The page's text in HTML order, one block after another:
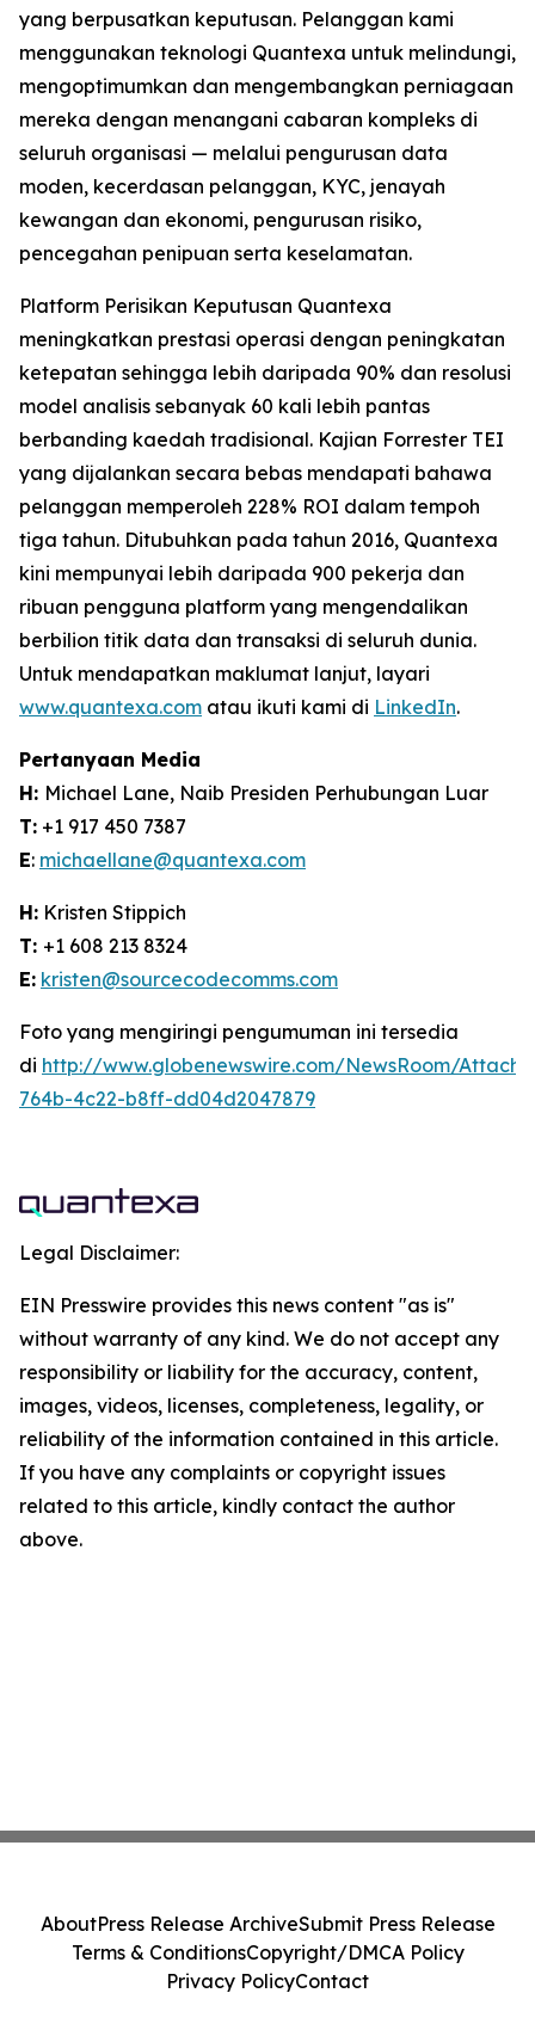
yang berpusatkan keputusan. Pelanggan kami
menggunakan teknologi Quantexa untuk melindungi,
mengoptimumkan dan mengembangkan perniagaan
mereka dengan menangani cabaran kompleks di
seluruh organisasi — melalui pengurusan data
moden, kecerdasan pelanggan, KYC, jenayah
kewangan dan ekonomi, pengurusan risiko,
pencegahan penipuan serta keselamatan.
Platform Perisikan Keputusan Quantexa
meningkatkan prestasi operasi dengan peningkatan
ketepatan sehingga lebih daripada 90% dan resolusi
model analisis sebanyak 60 kali lebih pantas
berbanding kaedah tradisional. Kajian Forrester TEI
yang dijalankan secara bebas mendapati bahawa
pelanggan memperoleh 228% ROI dalam tempoh
tiga tahun. Ditubuhkan pada tahun 2016, Quantexa
kini mempunyai lebih daripada 900 pekerja dan
ribuan pengguna platform yang mengendalikan
berbilion titik data dan transaksi di seluruh dunia.
Untuk mendapatkan maklumat lanjut, layari
www.quantexa.com atau ikuti kami di LinkedIn.
Pertanyaan Media
H: Michael Lane, Naib Presiden Perhubungan Luar
T: +1 917 450 7387
E: michaellane@quantexa.com
H: Kristen Stippich
T: +1 608 213 8324
E: kristen@sourcecodecomms.com
Foto yang mengiringi pengumuman ini tersedia
di http://www.globenewswire.com/NewsRoom/
764b-4c22-b8ff-dd04d2047879
Legal Disclaimer:
EIN Presswire provides this news content "as is"
without warranty of any kind. We do not accept any
responsibility or liability for the accuracy, content,
images, videos, licenses, completeness, legality, or
reliability of the information contained in this article.
If you have any complaints or copyright issues
related to this article, kindly contact the author
above.
AboutPress Release ArchiveSubmit Press Release
Terms & ConditionsCopyright/DMCA Policy
Privacy PolicyContact